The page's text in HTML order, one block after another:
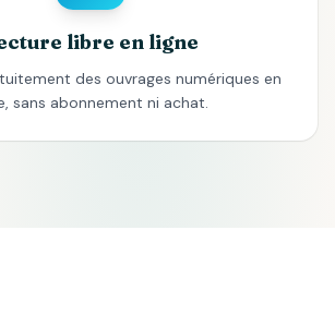
libre en ligne
des ouvrages numériques en
sans abonnement ni achat.